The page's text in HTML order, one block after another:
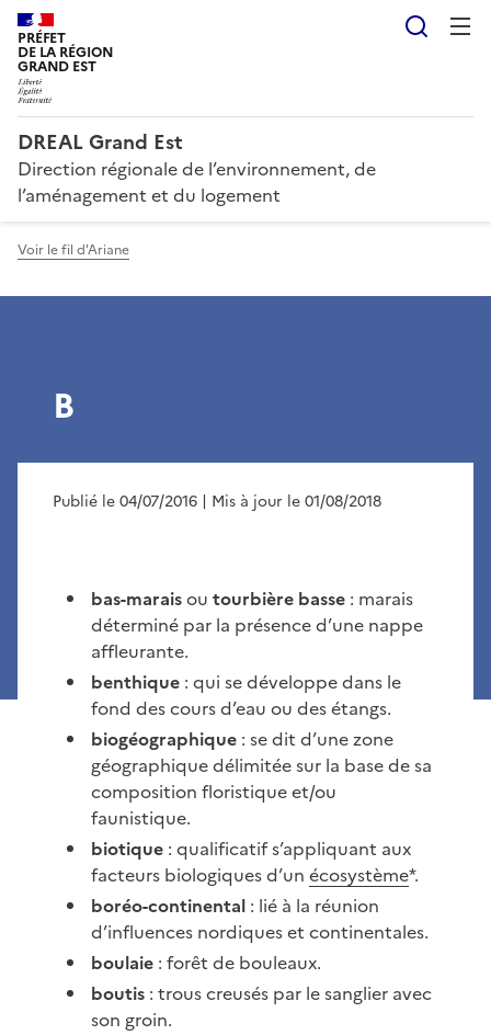
PRÉFET
DE LA RÉGION
GRAND EST
DREAL Grand Est
Direction régionale de l’environnement, de
l’aménagement et du logement
Voir le fil d'Ariane
B
Publié le 04/07/2016 | Mis à jour le 01/08/2018
bas-maraisoutourbière basse : marais
déterminé par la présence d’une nappe
affleurante.
benthique : qui se développe dans le
fond des cours d’eau ou des étangs.
biogéographique : se dit d’une zone
géographique délimitée sur la base de sa
composition floristique et/ou
faunistique.
biotique : qualificatif s’appliquant aux
facteurs biologiques d’unécosystème*.
boréo-continental : lié à la réunion
d’influences nordiques et continentales.
boulaie : forêt de bouleaux.
boutis : trous creusés par le sanglier avec
son groin.